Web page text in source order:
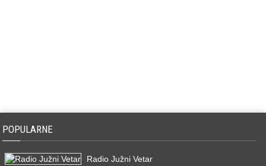
POPULARNE
Radio Južni Vetar